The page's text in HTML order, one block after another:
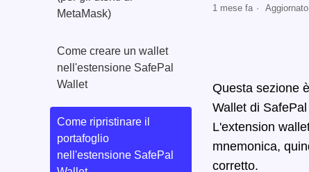
MetaMask)
Come creare un wallet
nell'estensione SafePal
Wallet
Come ripristinare il
portafoglio
nell'estensione SafePal
1 mese fa Aggiornato
Questa sezione
Wallet di
L'extension
mnemonica,
corretto.